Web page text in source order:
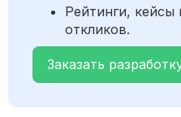
Рейтинги, кейсы
откликов.
Заказать